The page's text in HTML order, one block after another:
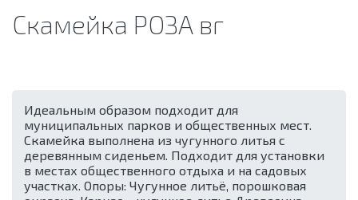
Скамейка РОЗА вг
Идеальным образом подходит для
муниципальных парков и общественных мест.
Скамейка выполнена из чугунного литья с
деревянным сиденьем. Подходит для установки
в местах общественного отдыха и на садовых
участках. Опоры: Чугунное литьё, порошковая